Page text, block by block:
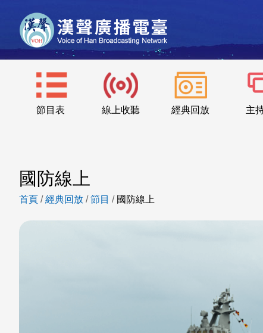
節目表 線上收聽 經典回放 主
國防線上
首頁 /經典回放 /節目 / 國防線上